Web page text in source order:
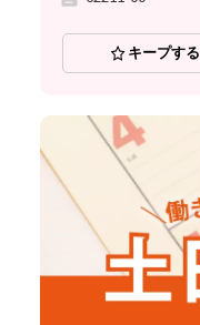
キープする